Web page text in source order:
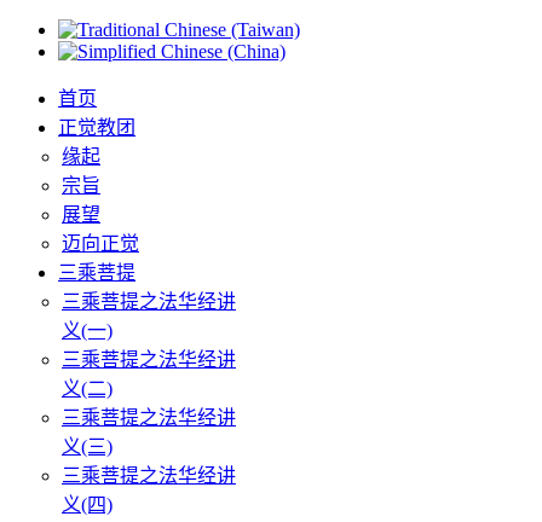
首页
正觉教团
缘起
宗旨
展望
迈向正觉
三乘菩提
三乘菩提之法华经讲
义(一)
三乘菩提之法华经讲
义(二)
三乘菩提之法华经讲
义(三)
三乘菩提之法华经讲
义(四)